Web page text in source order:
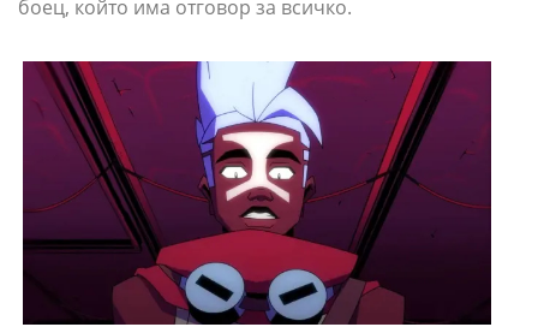
боец, който има отговор за всичко.